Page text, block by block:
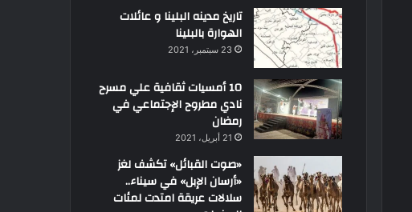
تاريخ مدينه البلينا و عائلات
الهوارة بالبلينا
23 سبتمبر، 2021
10 أمسيات ثقافية علي مسرح
نادي مطروح الإجتماعي في
رمضان
21 أبريل، 2021
«صوت القبائل» تكشف لغز
«أرسان الإبل» في سيناء..
سلالات عريقة امتدت لمئات